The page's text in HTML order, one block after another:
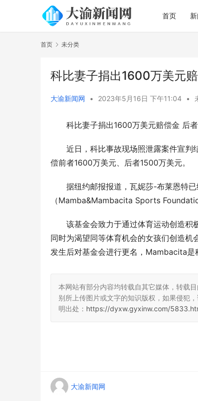
首页
首页 未分类
科比妻子捐出1600万美元
大渝新闻网 • 2023年5月16日 下午11:04 •
科比妻子捐出1600万美元赔偿金 后
近日，科比事故现场照泄露案件宣判
偿前者1600万美元、后者1500万美元。
据纽约邮报报道，瓦妮莎-布莱恩特
（Mamba&Mambacita Sports
该基金会致力于通过体育运动创造积
同时为渴望同等体育机会的女孩们创造
发生后对基金会进行更名，Mambacita是
本网站有部分内容均转载自其它媒体，转载
别所上传图片或文字的知识版权，如果侵犯
明出处： https://dyxw.gyxinw.com/
大渝新闻网